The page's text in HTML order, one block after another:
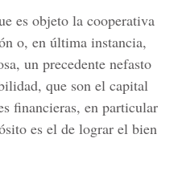
es objeto la cooperativa
o, en última instancia,
un precedente nefasto
que son el capital
financieras, en particular
es el de lograr el bien